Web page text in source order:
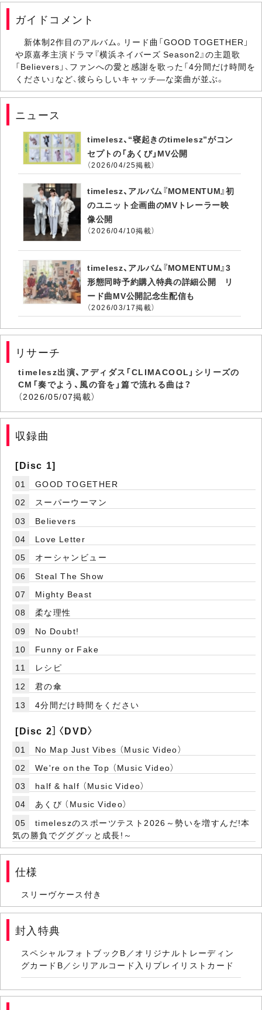
ガイドコメント
新体制2作目のアルバム。リード曲「GOOD TOGETHER」
や原嘉孝主演ドラマ『横浜ネイバーズ Season2』の主題歌
「Believers」、ファンへの愛と感謝を歌った「4分間だけ時間を
ください」など、彼ららしいキャッチ―な楽曲が並ぶ。
ニュース
timelesz、“寝起きのtimelesz”がコン
セプトの「あくび」MV公開
（2026/04/25掲載）
timelesz、アルバム『MOMENTUM』初
のユニット企画曲のMVトレーラー映
像公開
（2026/04/10掲載）
timelesz、アルバム『MOMENTUM』3
形態同時予約購入特典の詳細公開 リ
ード曲MV公開記念生配信も
（2026/03/17掲載）
リサーチ
timelesz出演、アディダス「CLIMACOOL」シリーズの
CM「奏でよう、風の音を」篇で流れる曲は？
（2026/05/07掲載）
収録曲
[Disc 1]
01
GOOD TOGETHER
02
スーパーウーマン
03
Believers
04
Love Letter
05
オーシャンビュー
06
Steal The Show
07
Mighty Beast
08
柔な理性
09
No Doubt!
10
Funny or Fake
11
レシピ
12
君の傘
13
4分間だけ時間をください
[Disc 2］〈DVD〉
01
No Map Just Vibes （Music Video）
02
We're on the Top （Music Video）
03
half & half （Music Video）
04
あくび （Music Video）
05
timeleszのスポーツテスト2026～勢いを増すんだ!本
気の勝負でグググッと成長!～
仕様
スリーヴケース付き
封入特典
スペシャルフォトブックB／オリジナルトレーディン
グカードB／シリアルコード入りプレイリストカード